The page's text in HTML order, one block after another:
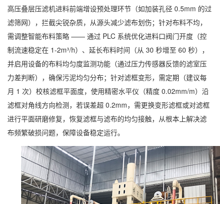
高压叠层压滤机进料前端增设预处理环节（如加装孔径 0.5mm 的过
滤筛网），拦截尖锐杂质，从源头减少滤布划伤；针对布料不均，
需调整智能布料策略 —— 通过 PLC 系统优化进料口阀门开度（控
制流速稳定在 1-2m³/h）、延长布料时间（从 30 秒增至 60 秒），
并启用设备的布料均匀度监测功能（通过压力传感器反馈的滤室压
力差判断），确保污泥均匀分布；针对滤框变形，需定期（建议每
月 1 次）校核滤框平面度，使用精密水平仪（精度 0.02mm/m）沿
滤框对角线方向检测，若误差超 0.2mm，需更换变形滤框或对滤框
进行平面研磨修复，恢复滤框与滤布的均匀接触，从根本上解决滤
布频繁破损问题，保障设备稳定运行。